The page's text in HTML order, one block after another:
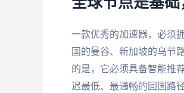
一款优秀的加速器，必须
国的曼谷、新加坡的乌节
的是，它必须具备智能推
迟最低、最通畅的回国路